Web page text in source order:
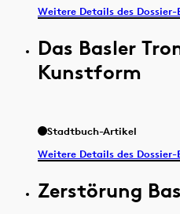
Weitere Details des
Das Basler
Kunstform
Stadtbuch-Artikel
Weitere Details des
Zerstörung